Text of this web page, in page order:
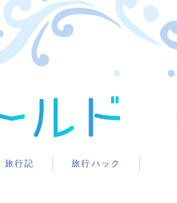
旅行記 旅行ハック